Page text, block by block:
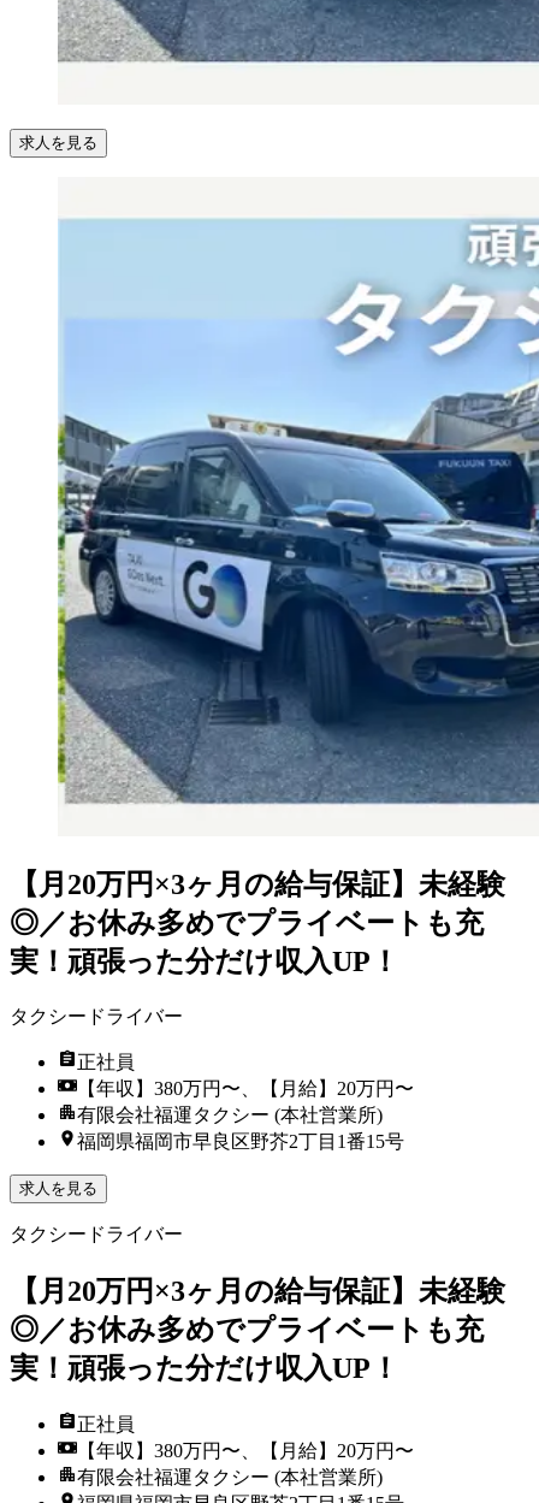
求人を見る
【月20万円×3ヶ月の給与保証】未経験
◎／お休み多めでプライベートも充
実！頑張った分だけ収入UP！
タクシードライバー
正社員
【年収】380万円〜、【月給】20万円〜
有限会社福運タクシー (本社営業所)
福岡県福岡市早良区野芥2丁目1番15号
求人を見る
タクシードライバー
【月20万円×3ヶ月の給与保証】未経験
◎／お休み多めでプライベートも充
実！頑張った分だけ収入UP！
正社員
【年収】380万円〜、【月給】20万円〜
有限会社福運タクシー (本社営業所)